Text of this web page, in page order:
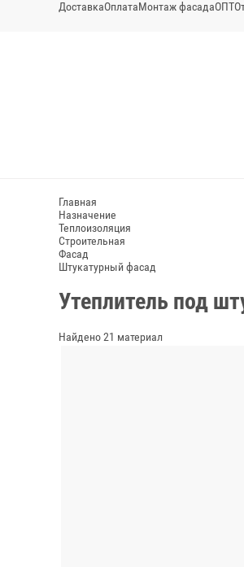
ДоставкаОплатаМонтаж фасадаОПТ
Главная
Назначение
Теплоизоляция
Строительная
Фасад
Штукатурный фасад
Утеплитель под
Найдено 21 материал